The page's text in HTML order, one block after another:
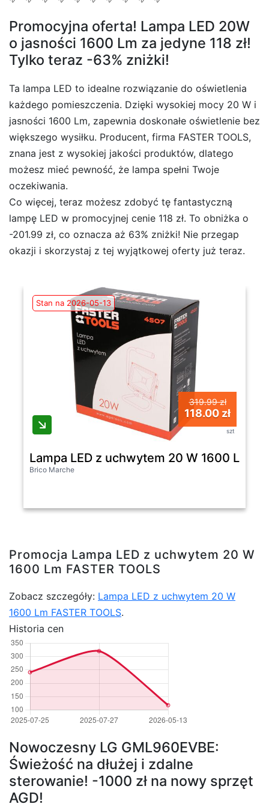
Promocyjna oferta! Lampa LED 20W
o jasności 1600 Lm za jedyne 118 zł!
Tylko teraz -63% zniżki!
Ta lampa LED to idealne rozwiązanie do oświetlenia
każdego pomieszczenia. Dzięki wysokiej mocy 20 W i
jasności 1600 Lm, zapewnia doskonałe oświetlenie bez
większego wysiłku. Producent, firma FASTER TOOLS,
znana jest z wysokiej jakości produktów, dlatego
możesz mieć pewność, że lampa spełni Twoje
oczekiwania.
Co więcej, teraz możesz zdobyć tę fantastyczną
lampę LED w promocyjnej cenie 118 zł. To obniżka o
-201.99 zł, co oznacza aż 63% zniżki! Nie przegap
okazji i skorzystaj z tej wyjątkowej oferty już teraz.
Stan na 2026-05-13
319.99 zł
118.00 zł
szt
Lampa LED z uchwytem 20 W 1600 Lm
Brico Marche
Promocja Lampa LED z uchwytem 20 W
1600 Lm FASTER TOOLS
Zobacz szczegóły: Lampa LED z uchwytem 20 W
1600 Lm FASTER TOOLS.
Historia cen
Nowoczesny LG GML960EVBE:
Świeżość na dłużej i zdalne
sterowanie! -1000 zł na nowy sprzęt
AGD!